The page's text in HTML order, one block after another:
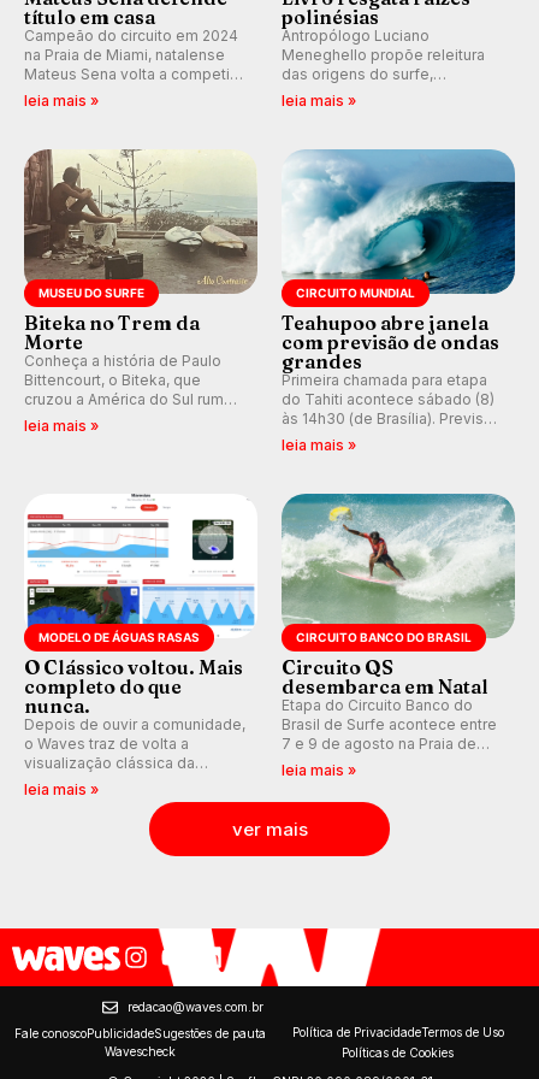
título em casa
Campeão do circuito em 2024
na Praia de Miami, natalense
Mateus Sena volta a competir
em casa em busca de manter a
leia mais »
polinésias
Antropólogo Luciano
Meneghello propõe releitura
das origens do surfe,
resgatando a cultura polinésia
prática em esporte e indústria.
leia mais »
MUSEU DO SURFE
Biteka no Trem da
Morte
Conheça a história de Paulo
Bittencourt, o Biteka, que
cruzou a América do Sul rumo
ao Pacífico em uma jornada
leia mais »
CIRCUITO MUNDIAL
Teahupoo abre janela
com previsão de ondas
grandes
Primeira chamada para etapa
do Tahiti acontece sábado (8)
às 14h30 (de Brasília). Previsão
indica swell consistente.
Kelly Slater convidado.
leia mais »
MODELO DE ÁGUAS RASAS
O Clássico voltou. Mais
completo do que
nunca.
Depois de ouvir a comunidade,
o Waves traz de volta a
visualização clássica da
previsão de águas rasas,
agora integrada à nova
plataforma e com previsão das
ondas para até 16 dias.
leia mais »
CIRCUITO BANCO DO BRASIL
Circuito QS
desembarca em Natal
Etapa do Circuito Banco do
Brasil de Surfe acontece entre
7 e 9 de agosto na Praia de
Miami (RN), em disputas
(QS) 4.000 e pela corrida por
vagas no Challenger Series.
leia mais »
ver mais
redacao@waves.com.br
Fale conoscoPublicidadeSugestões de pauta
Wavescheck
Política de PrivacidadeTermos de Uso
Políticas de Cookies